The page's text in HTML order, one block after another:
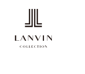
2022 FALL/
GARÇON2022